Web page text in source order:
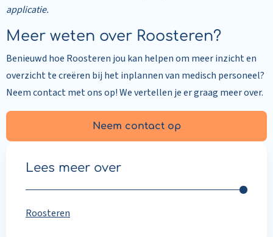
applicatie.
Meer weten over Roosteren?
Benieuwd hoe Roosteren jou kan helpen om meer inzicht en
overzicht te creëren bij het inplannen van medisch personeel?
Neem contact met ons op! We vertellen je er graag meer over.
Neem contact op
Lees meer over
Roosteren